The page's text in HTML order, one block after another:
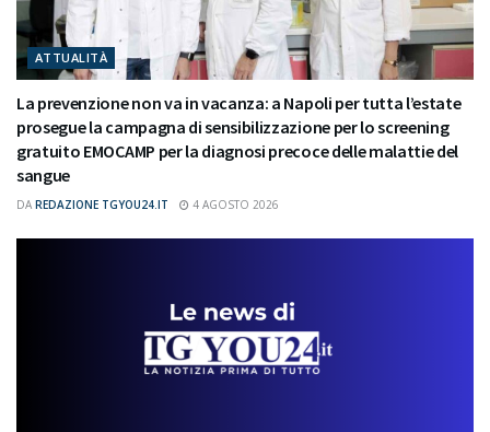
ATTUALITÀ
La prevenzione non va in vacanza: a Napoli per tutta l’estate
prosegue la campagna di sensibilizzazione per lo screening
gratuito EMOCAMP per la diagnosi precoce delle malattie del
sangue
DA REDAZIONE TGYOU24.IT 4 AGOSTO 2026